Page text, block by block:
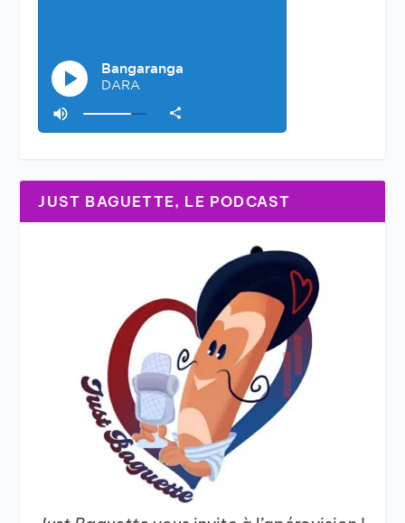
JUST BAGUETTE, LE PODCAST